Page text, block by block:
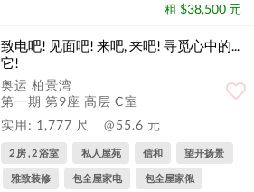
租 $38,500 元
致电吧! 见面吧! 来吧, 来吧! 寻觅心中的...
它!
奥运 柏景湾
第一期 第9座 高层 C室
实用: 1,777 尺
@55.6 元
2 房 , 2 浴室 私人屋苑 信和 望开扬景
雅致装修 包全屋家电 包全屋家俬